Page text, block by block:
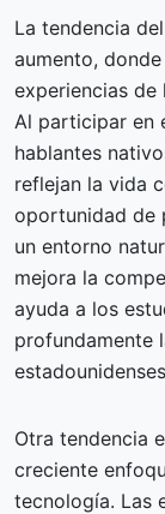
La tendencia
aumento,
experiencias de
Al participar en
hablantes
reflejan la vida
oportunidad de
un entorno
mejora la
ayuda a los
profundamente
Otra tendencia
creciente
tecnología. Las